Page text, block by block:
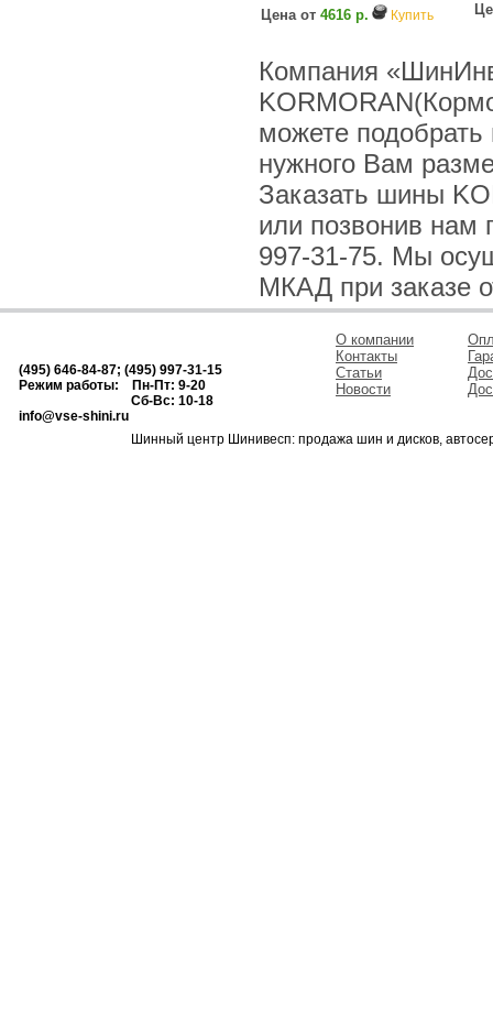
Цена от 4616 р. Купить
Компания
можете
нужного Вам
Заказать шины
или позвонив нам
997-31-75. Мы
МКАД при заказе
(495) 646-84-87; (495) 997-31-15
Режим работы: Пн-Пт: 9-20
Сб-Вс: 10-18
info@vse-shini.ru
О компании
Контакты
Статьи
Новости
Шинный центр Шинивесп: продажа шин и дисков,